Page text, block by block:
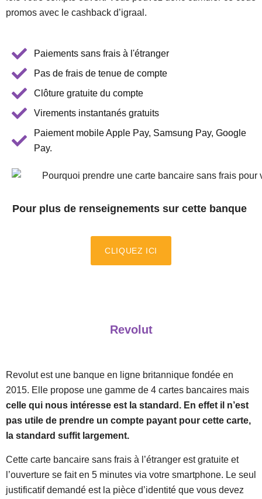
promos avec le cashback d’igraal.
Paiements sans frais à l'étranger
Pas de frais de tenue de compte
Clôture gratuite du compte
Virements instantanés gratuits
Paiement mobile Apple Pay, Samsung Pay, Google
Pay.
Pour plus de renseignements sur cette banque
CLIQUEZ ICI
Revolut
Revolut est une banque en ligne britannique fondée en
2015. Elle propose une gamme de 4 cartes bancaires mais
celle qui nous intéresse est la standard. En effet il n’est
pas utile de prendre un compte payant pour cette carte,
la standard suffit largement.
Cette carte bancaire sans frais à l’étranger est gratuite et
l’ouverture se fait en 5 minutes via votre smartphone. Le seul
justificatif demandé est la pièce d’identité que vous devez